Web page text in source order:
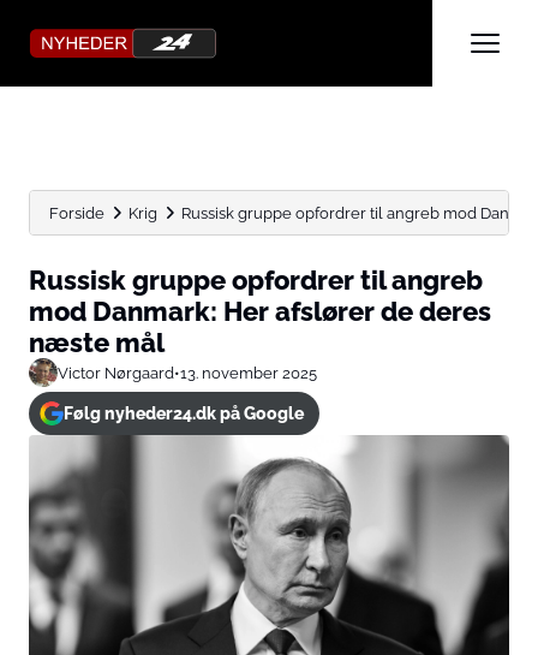
Forside Krig Russisk gruppe opfordrer til angreb mod
Russisk gruppe opfordrer til angreb
mod Danmark: Her afslører de deres
næste mål
Victor Nørgaard•13. november 2025
Følg nyheder24.dk på Google